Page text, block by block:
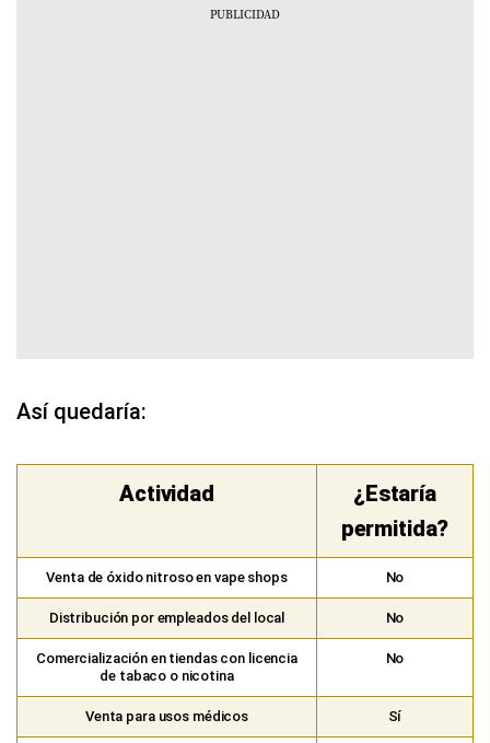
Así quedaría:
Actividad
¿Estaría
permitida?
Venta de óxido nitroso en vape shops No
Distribución por empleados del local No
Comercialización en tiendas con licencia
de tabaco o nicotina
No
Venta para usos médicos Sí